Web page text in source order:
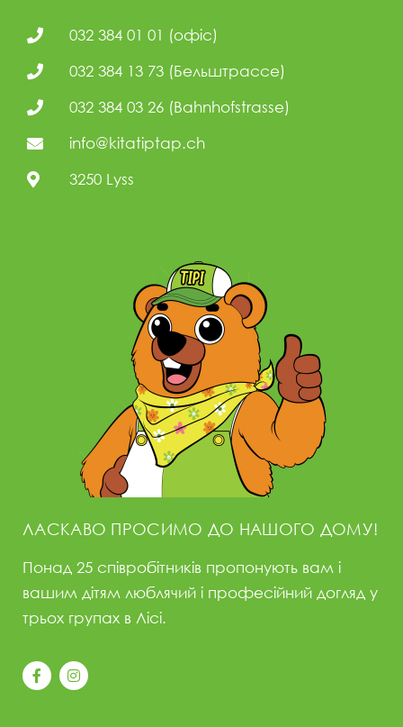
032 384 01 01 (офіс)
032 384 13 73 (Бельштрассе)
032 384 03 26 (Bahnhofstrasse)
info@kitatiptap.ch
3250 Lyss
ЛАСКАВО ПРОСИМО ДО НАШОГО ДОМУ!
Понад 25 співробітників пропонують вам і
вашим дітям люблячий і професійний догляд у
трьох групах в Лісі.